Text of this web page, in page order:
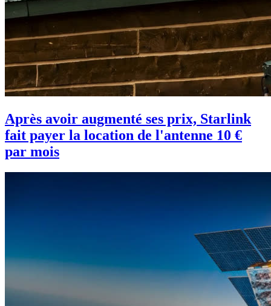
Après avoir augmenté ses prix, Starlink
fait payer la location de l'antenne 10 €
par mois